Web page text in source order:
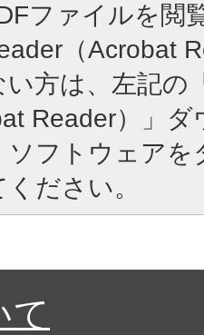
ファイルを閲
（Acrobat
方は、左記の
Reader）」
ソフトウェア
ださい。
て